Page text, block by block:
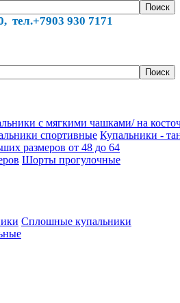
тел.+7903 930 7171
с мягкими чашками/ на
спортивные Купальники -
размеров от 48 до 64
Шорты прогулочные
Сплошные купальники